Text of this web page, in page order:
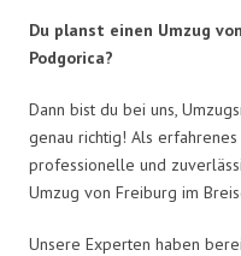
Du planst einen Umzug
Podgorica?
Dann bist du bei uns,
genau richtig! Als
professionelle und
Umzug von Freiburg im
Unsere Experten haben